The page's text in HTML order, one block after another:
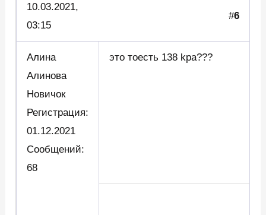
10.03.2021,
03:15
#6
Алина
Алинова
Новичок
Регистрация:
01.12.2021
Сообщений:
68
это тоесть 138 kpa???